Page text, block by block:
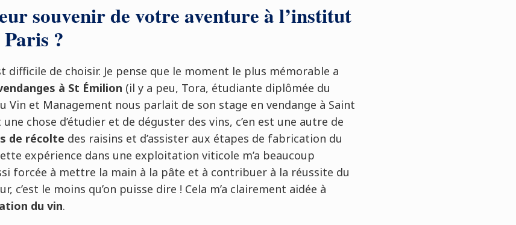
souvenir de votre aventure à l’institut
?
difficile de choisir. Je pense que le moment le plus mémorable a
à St Émilion (il y a peu, Tora, étudiante diplômée du
Vin et Management nous parlait de son stage en vendange à Saint
une chose d’étudier et de déguster des vins, c’en est une autre de
de récolte des raisins et d’assister aux étapes de fabrication du
expérience dans une exploitation viticole m’a beaucoup
forcée à mettre la main à la pâte et à contribuer à la réussite du
c’est le moins qu’on puisse dire ! Cela m’a clairement aidée à
du vin.